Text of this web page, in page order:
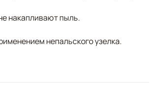
накапливают пыль.
непальского узелка.